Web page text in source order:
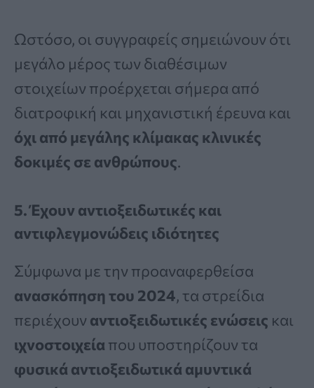
Ωστόσο, οι συγγραφείς σημειώνουν ότι
μεγάλο μέρος των διαθέσιμων
στοιχείων προέρχεται σήμερα από
διατροφική και μηχανιστική έρευνα και
όχι από μεγάλης κλίμακας κλινικές
δοκιμές σε ανθρώπους.
5. Έχουν αντιοξειδωτικές και
αντιφλεγμονώδεις ιδιότητες
Σύμφωνα με την προαναφερθείσα
ανασκόπηση του 2024, τα στρείδια
περιέχουν αντιοξειδωτικές ενώσεις και
ιχνοστοιχεία που υποστηρίζουν τα
φυσικά αντιοξειδωτικά αμυντικά